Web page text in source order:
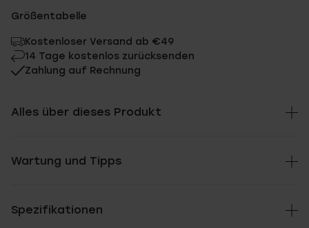
Größentabelle
Kostenloser Versand ab €49
14 Tage kostenlos zurücksenden
Zahlung auf Rechnung
Alles über dieses Produkt
Wartung und Tipps
Spezifikationen